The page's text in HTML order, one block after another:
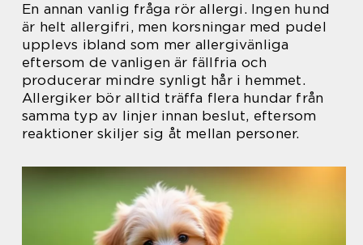
En annan vanlig fråga rör allergi. Ingen hund
är helt allergifri, men korsningar med pudel
upplevs ibland som mer allergivänliga
eftersom de vanligen är fällfria och
producerar mindre synligt hår i hemmet.
Allergiker bör alltid träffa flera hundar från
samma typ av linjer innan beslut, eftersom
reaktioner skiljer sig åt mellan personer.